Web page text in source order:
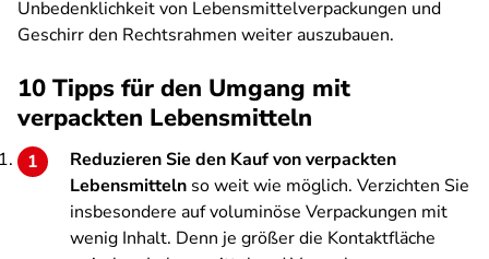
Unbedenklichkeit von Lebensmittelverpackungen und
Geschirr den Rechtsrahmen weiter auszubauen.
10 Tipps für den Umgang mit
verpackten Lebensmitteln
Reduzieren Sie den Kauf von verpackten
Lebensmitteln so weit wie möglich. Verzichten Sie
insbesondere auf voluminöse Verpackungen mit
wenig Inhalt. Denn je größer die Kontaktfläche